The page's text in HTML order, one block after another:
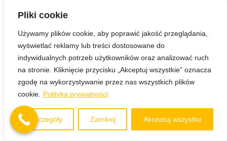
Pliki cookie
Używamy plików cookie, aby poprawić jakość przeglądania,
wyświetlać reklamy lub treści dostosowane do
indywidualnych potrzeb użytkowników oraz analizować ruch
na stronie. Kliknięcie przycisku „Akceptuj wszystkie” oznacza
zgodę na wykorzystywanie przez nas wszystkich plików
cookie.
Polityka prywatności
Szczegóły Zamknij Akceptuj wszystko